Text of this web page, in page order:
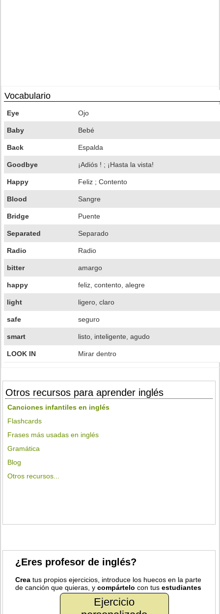
Vocabulario
Eye Ojo
Baby Bebé
Back Espalda
Goodbye ¡Adiós ! ; ¡Hasta la vista!
Happy Feliz ; Contento
Blood Sangre
Bridge Puente
Separated Separado
Radio Radio
bitter amargo
happy feliz, contento, alegre
light ligero, claro
safe seguro
smart listo, inteligente, agudo
LOOK IN Mirar dentro
Otros recursos para aprender inglés
Canciones infantiles en inglés
Flashcards
Frases más usadas en inglés
Gramática
Blog
Otros recursos...
¿Eres profesor de inglés?
Crea tus propios ejercicios, introduce los huecos en la parte
de canción que quieras, ycompártelo con tusestudiantes
Ejercicio